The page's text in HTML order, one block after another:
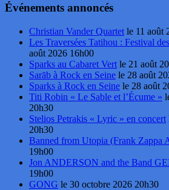
Événements annoncés
Christian Vander Quartet le 11 août
Les Traversées Tatihou : Festival
août 2026 16h00
Sparks au Cabaret Vert le 21 août
Sarāb à Rock en Seine le 28 août
Sparks à Rock en Seine le 28 août
Titi Robin « Le Sable et l’Écume »
20h30
Stelios Petrakis « Lyric » en concert
20h30
Banned from Utopia (Frank Zappa
19h00
Jon ANDERSON and the Band
19h00
GONG le 30 octobre 2026 20h30